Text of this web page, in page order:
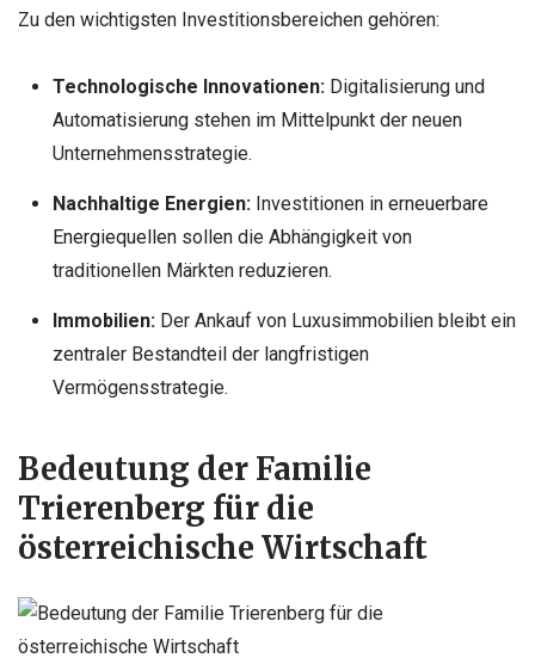
Zu den wichtigsten Investitionsbereichen gehören:
Technologische Innovationen: Digitalisierung und
Automatisierung stehen im Mittelpunkt der neuen
Unternehmensstrategie.
Nachhaltige Energien:Investitionen in erneuerbare
Energiequellensollen die Abhängigkeit von
traditionellen Märkten reduzieren.
Immobilien:Der Ankauf von Luxusimmobilien bleibt ein
zentraler Bestandteil der langfristigen
Vermögensstrategie.
Bedeutung der Familie
Trierenberg für die
österreichische Wirtschaft